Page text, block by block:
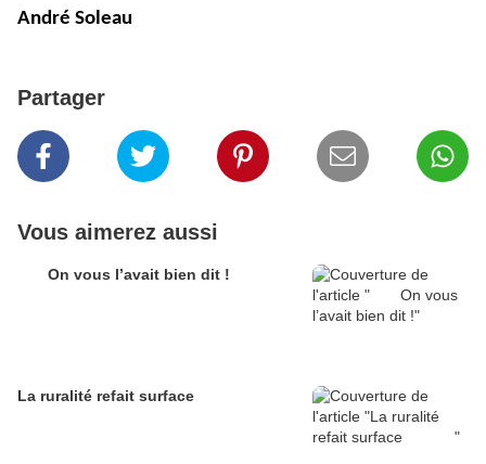
André Soleau
Partager
Vous aimerez aussi
On vous l’avait bien dit !